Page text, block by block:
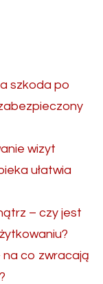
szkoda po
wizyt
ułatwia
– czy jest
na co zwracają